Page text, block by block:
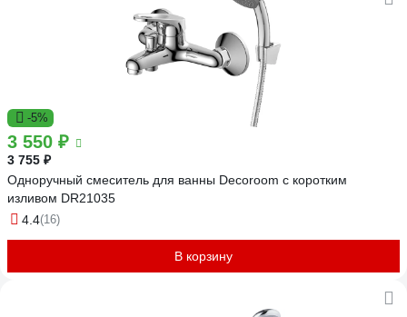
-5%
3 550 ₽
3 755 ₽
Одноручный смеситель для ванны Decoroom с коротким
изливом DR21035
4.4(16)
В корзину